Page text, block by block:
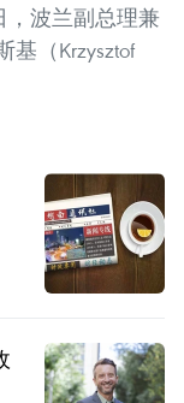
，波兰副总理兼
基（Krzysztof